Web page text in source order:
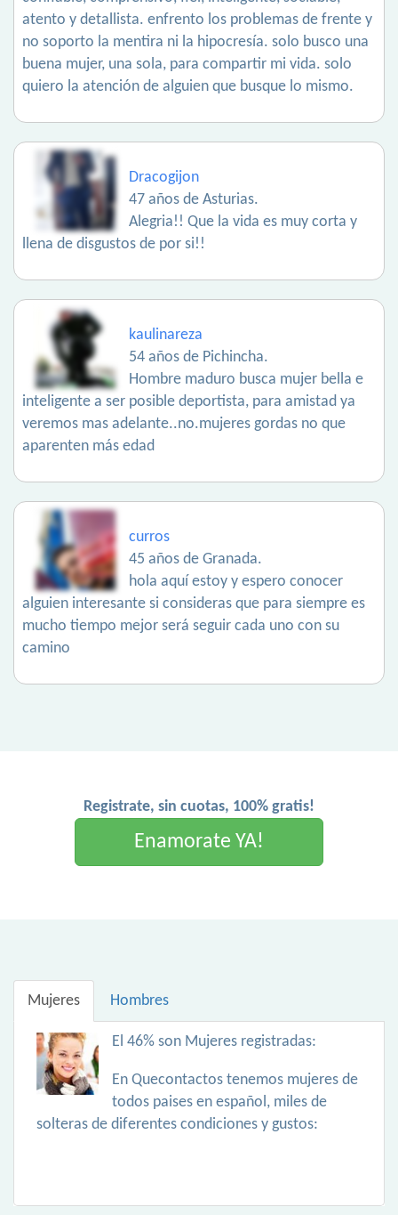
atento y detallista. enfrento los problemas de frente y
no soporto la mentira ni la hipocresía. solo busco una
buena mujer, una sola, para compartir mi vida. solo
quiero la atención de alguien que busque lo mismo.
Dracogijon
47 años de Asturias.
Alegria!! Que la vida es muy corta y
llena de disgustos de por si!!
kaulinareza
54 años de Pichincha.
Hombre maduro busca mujer bella e
inteligente a ser posible deportista, para amistad ya
veremos mas adelante..no.mujeres gordas no que
aparenten más edad
curros
45 años de Granada.
hola aquí estoy y espero conocer
alguien interesante si consideras que para siempre es
mucho tiempo mejor será seguir cada uno con su
camino
Registrate, sin cuotas, 100% gratis!
Enamorate YA!
Mujeres Hombres
El 46% son Mujeres registradas:
En Quecontactos tenemos mujeres de
todos paises en español, miles de
solteras de diferentes condiciones y gustos: